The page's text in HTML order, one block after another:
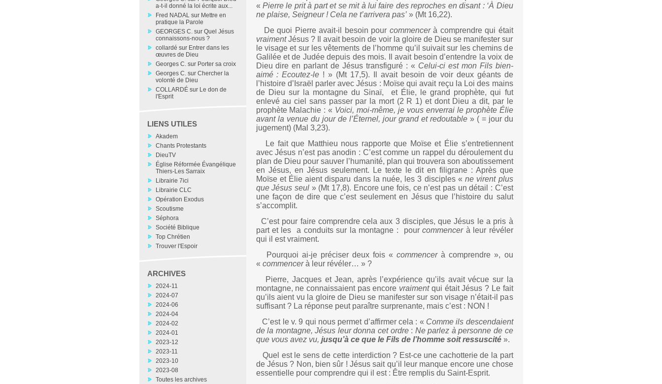
a-t-il donné la loi écrite aux...
Fred NADALsur Mettre en
pratique la Parole
GEORGES C.sur Quel Jésus
connaissons-nous ?
collardé sur Entrer dans les
œuvres de Dieu
Georges C.sur Porter sa croix
Georges C.sur Chercher la
volonté de Dieu
COLLARDÉsur Le don de
l'Esprit
LIENS UTILES
Akadem
Chants Protestants
DieuTV
Église Réformée Évangélique
Thiers-Les Sarraix
Librairie 7ici
Librairie CLC
Opération Exodus
Scoutisme
Séphora
Société Biblique
Top Chrétien
Trouver l'Espoir
ARCHIVES
2024-11
2024-07
2024-06
2024-04
2024-02
2024-01
2023-12
2023-11
2023-10
2023-08
Toutes les archives
« Pierre le prit à part et se mit à lui faire des reproches en disant : ‘À Dieu
ne plaise, Seigneur ! Cela ne t’arrivera pas’» (Mt 16,22).
De quoi Pierre avait-il besoin pour commencerà comprendre qui était
vraimentJésus ? Il avait besoin de voir la gloire de Dieu se manifester sur
le visage et sur les vêtements de l’homme qu’il suivait sur les chemins de
Galilée et de Judée depuis des mois. Il avait besoin d’entendre la voix de
Dieu dire en parlant de Jésus transfiguré : « Celui-ci est mon Fils bien-
aimé : Ecoutez-le ! » (Mt 17,5). Il avait besoin de voir deux géants de
l’histoire d’Israël parler avec Jésus : Moïse qui avait reçu la Loi des mains
de Dieu sur la montagne du Sinaï,
et Élie, le grand prophète, qui fut
enlevé au ciel sans passer par la mort (2 R 1) et dont Dieu a dit, par le
prophète Malachie : « Voici, moi-même, je vous enverrai le prophète Élie
avant la venue du jour de l’Éternel, jour grand et redoutable » ( = jour du
jugement) (Mal 3,23).
Le fait que Matthieu nous rapporte que Moïse et Élie s’entretiennent
avec Jésus n’est pas anodin : C’est comme un rappel du déroulement du
plan de Dieu pour sauver l’humanité, plan qui trouvera son aboutissement
en Jésus, en Jésus seulement. Le texte le dit en filigrane : Après que
Moïse et Élie aient disparu dans la nuée, les 3 disciples «ne virent plus
que Jésus seul» (Mt 17,8). Encore une fois, ce n’est pas un détail : C’est
une façon de dire que c’est seulement en Jésus que l’histoire du salut
s’accomplit.
C’est pour faire comprendre cela aux 3 disciples, que Jésus le a pris à
part et les
a conduits sur la montagne : pourcommencerà leur révéler
qui il est vraiment.
Pourquoi ai-je préciser deux fois «commencerà comprendre », ou
« commencerà leur révéler… » ?
Pierre, Jacques et Jean, après l’expérience qu’ils avait vécue sur la
montagne, ne connaissaient pas encore vraimentqui était Jésus ? Le fait
qu’ils aient vu la gloire de Dieu se manifester sur son visage n’était-il pas
suffisant ? La réponse peut paraître surprenante, mais c’est : NON !
C’est le v. 9 qui nous permet d’affirmer cela : « Comme ils descendaient
de la montagne, Jésus leur donna cet ordre: Ne parlez à personne de ce
que vous avez vu, jusqu’à ce que le Fils de l’homme soit ressuscité ».
Quel est le sens de cette interdiction ? Est-ce une cachotterie de la part
de Jésus ? Non, bien sûr ! Jésus sait qu’il leur manque encore une chose
essentielle pour comprendre qui il est : Être remplis du Saint-Esprit.